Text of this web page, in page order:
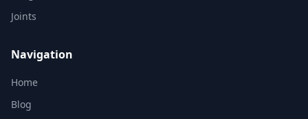
Joints
Navigation
Home
Blog